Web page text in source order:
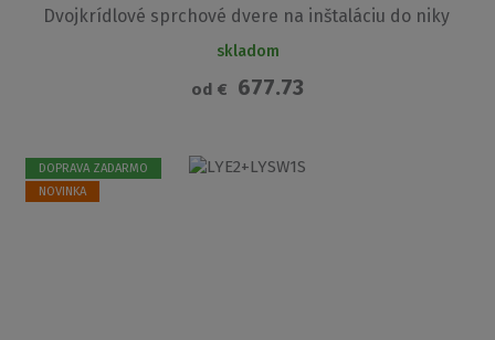
Dvojkrídlové sprchové dvere na inštaláciu do niky
skladom
od € 677.73
DOPRAVA ZADARMO
NOVINKA